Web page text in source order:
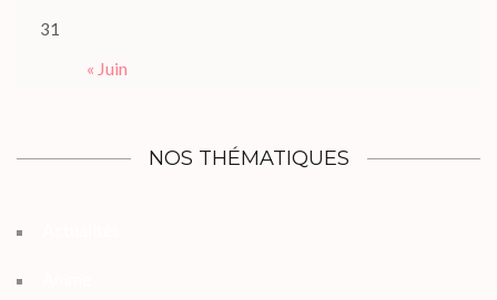
31
« Juin
NOS THÉMATIQUES